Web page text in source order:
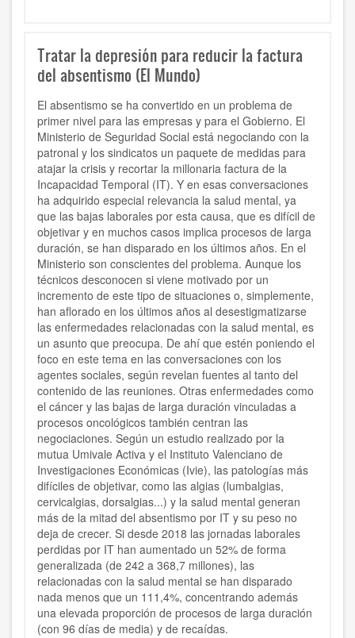
Tratar la depresión para reducir la factura
del absentismo (El Mundo)
El absentismo se ha convertido en un problema de
primer nivel para las empresas y para el Gobierno. El
Ministerio de Seguridad Social está negociando con la
patronal y los sindicatos un paquete de medidas para
atajar la crisis y recortar la millonaria factura de la
Incapacidad Temporal (IT). Y en esas conversaciones
ha adquirido especial relevancia la salud mental, ya
que las bajas laborales por esta causa, que es difícil de
objetivar y en muchos casos implica procesos de larga
duración, se han disparado en los últimos años. En el
Ministerio son conscientes del problema. Aunque los
técnicos desconocen si viene motivado por un
incremento de este tipo de situaciones o, simplemente,
han aflorado en los últimos años al desestigmatizarse
las enfermedades relacionadas con la salud mental, es
un asunto que preocupa. De ahí que estén poniendo el
foco en este tema en las conversaciones con los
agentes sociales, según revelan fuentes al tanto del
contenido de las reuniones. Otras enfermedades como
el cáncer y las bajas de larga duración vinculadas a
procesos oncológicos también centran las
negociaciones. Según un estudio realizado por la
mutua Umivale Activa y el Instituto Valenciano de
Investigaciones Económicas (Ivie), las patologías más
difíciles de objetivar, como las algias (lumbalgias,
cervicalgias, dorsalgias...) y la salud mental generan
más de la mitad del absentismo por IT y su peso no
deja de crecer. Si desde 2018 las jornadas laborales
perdidas por IT han aumentado un 52% de forma
generalizada (de 242 a 368,7 millones), las
relacionadas con la salud mental se han disparado
nada menos que un 111,4%, concentrando además
una elevada proporción de procesos de larga duración
(con 96 días de media) y de recaídas.